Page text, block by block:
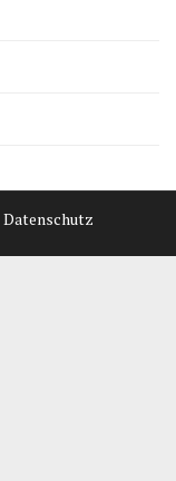
Datenschutz